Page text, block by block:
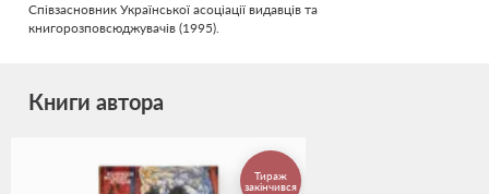
Співзасновник Української асоціації видавців та
книгорозповсюджувачів (1995).
Книги автора
Тираж
закінчився